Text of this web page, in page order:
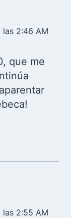
2:46 AM
que me
2:55 AM